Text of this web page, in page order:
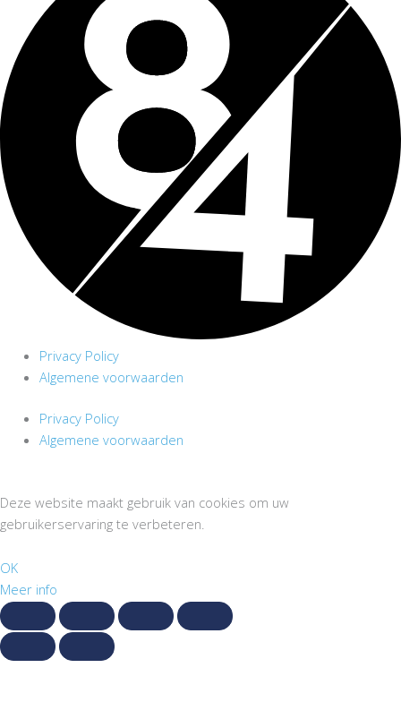
Privacy Policy
Algemene voorwaarden
Privacy Policy
Algemene voorwaarden
Deze website maakt gebruik van cookies om uw
gebruikerservaring te verbeteren.
OK
Meer info